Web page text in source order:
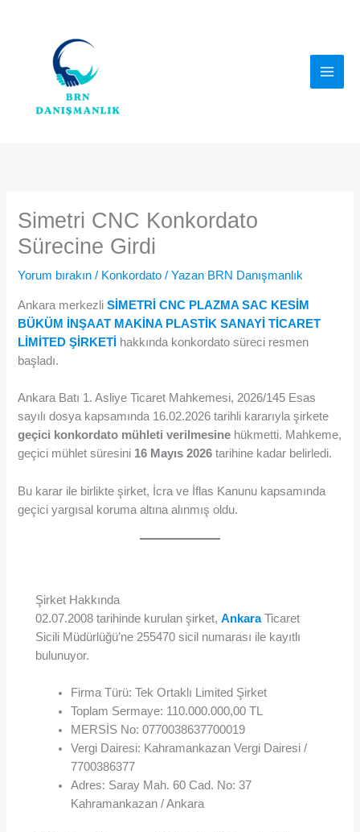
Simetri CNC Konkordato
Sürecine Girdi
Yorum bırakın / Konkordato / Yazan BRN Danışmanlık
Ankara merkezliSİMETRİ CNC PLAZMA SAC KESİM
BÜKÜM İNŞAAT MAKİNA PLASTİK SANAYİ TİCARET
LİMİTED ŞİRKETİ
hakkında konkordato süreci resmen
başladı.
Ankara Batı 1. Asliye Ticaret Mahkemesi, 2026/145 Esas
sayılı dosya kapsamında 16.02.2026 tarihli kararıyla şirkete
geçici konkordato mühleti verilmesine hükmetti. Mahkeme,
geçici mühlet süresini 16 Mayıs 2026 tarihine kadar belirledi.
Bu karar ile birlikte şirket, İcra ve İflas Kanunu kapsamında
geçici yargısal koruma altına alınmış oldu.
Şirket Hakkında
02.07.2008 tarihinde kurulan şirket,AnkaraTicaret
Sicili Müdürlüğü’ne 255470 sicil numarası ile kayıtlı
bulunuyor.
Firma Türü: Tek Ortaklı Limited Şirket
Toplam Sermaye: 110.000.000,00 TL
MERSİS No: 0770038637700019
Vergi Dairesi: Kahramankazan Vergi Dairesi /
7700386377
Adres: Saray Mah. 60 Cad. No: 37
Kahramankazan / Ankara